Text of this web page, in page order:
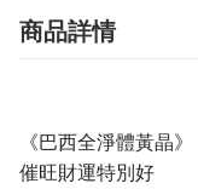
商品詳情
《巴西全淨體黃晶》
催旺財運特別好